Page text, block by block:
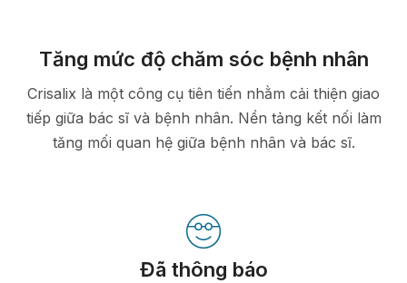
Tăng mức độ chăm sóc bệnh nhân
Crisalix là một công cụ tiên tiến nhằm cải thiện giao
tiếp giữa bác sĩ và bệnh nhân. Nền tảng kết nối làm
tăng mối quan hệ giữa bệnh nhân và bác sĩ.
Đã thông báo